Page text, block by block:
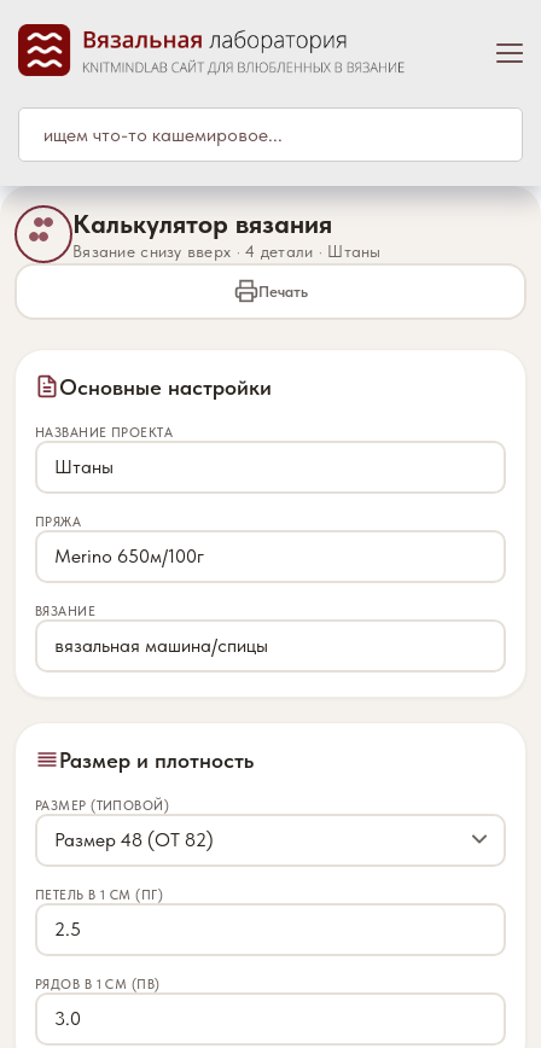
Калькулятор вязания
Вязание снизу вверх · 4 детали · Штаны
Печать
Основные настройки
НАЗВАНИЕ ПРОЕКТА
ПРЯЖА
ВЯЗАНИЕ
Размер и плотность
РАЗМЕР (ТИПОВОЙ)
ПЕТЕЛЬ В 1 СМ (ПГ)
РЯДОВ В 1 СМ (ПВ)